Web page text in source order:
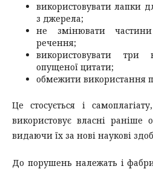
використовувати лапки
з джерела;
не змінювати
речення;
використовувати
опущеної цитати;
обмежити використання
Це стосується і
використовує власні раніше
видаючи їх за нові наукові
До порушень належать і